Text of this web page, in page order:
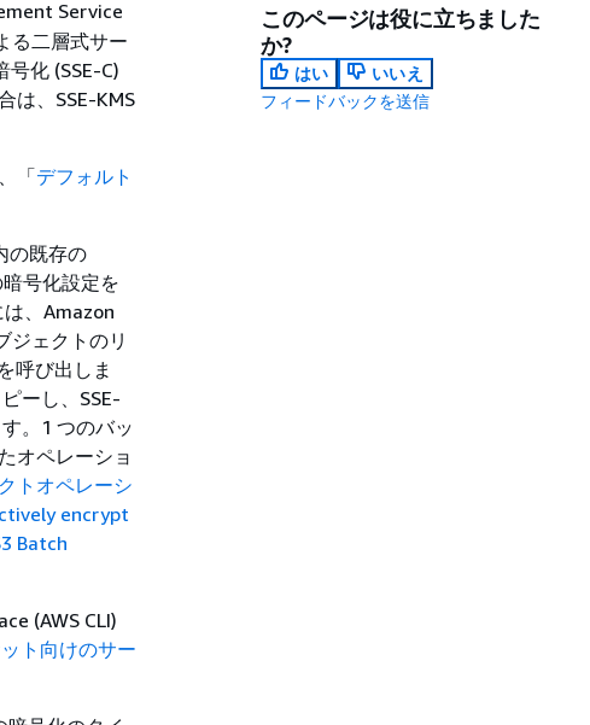
Service
る二層式サー
化 (SSE-C)
は、SSE-KMS
「デフォルト
の既存の
号化設定を
、Amazon
ジェクトのリ
呼び出しま
ーし、SSE-
。1 つのバッ
オペレーショ
トオペレーシ
encrypt
Batch
(AWS CLI)
ト向けのサー
このページは役に立ちました
か?
はい
いいえ
フィードバックを送信